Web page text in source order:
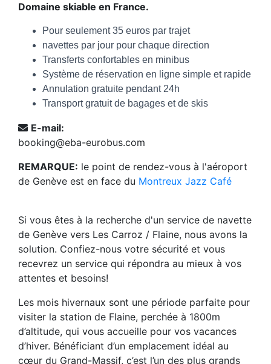
Domaine skiable en France.
Pour seulement 35 euros par trajet
navettes par jour pour chaque direction
Transferts confortables en minibus
Système de réservation en ligne simple et rapide
Annulation gratuite pendant 24h
Transport gratuit de bagages et de skis
E-mail:
booking@eba-eurobus.com
REMARQUE: le point de rendez-vous à l'aéroport
de Genève est en face du Montreux Jazz Café
Si vous êtes à la recherche d'un service de navette
de Genève vers Les Carroz / Flaine, nous avons la
solution. Confiez-nous votre sécurité et vous
recevrez un service qui répondra au mieux à vos
attentes et besoins!
Les mois hivernaux sont une période parfaite pour
visiter la station de Flaine, perchée à 1800m
d’altitude, qui vous accueille pour vos vacances
d’hiver. Bénéficiant d’un emplacement idéal au
cœur du Grand-Massif, c’est l’un des plus grands